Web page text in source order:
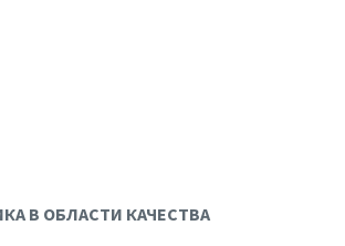
В ОБЛАСТИ КАЧЕСТВА